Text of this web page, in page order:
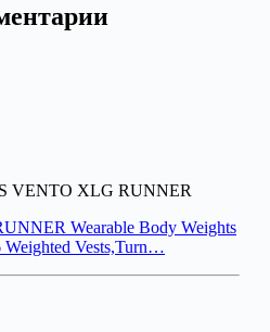
VENTO XLG RUNNER
Wearable Body Weights
Weighted Vests,Turn…